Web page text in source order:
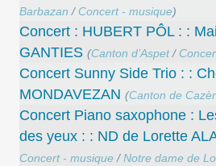
Barbazan / Concert - musique)
Concert : HUBERT PÔL : :
GANTIES (Canton d’Aspet/
Concert Sunny Side Trio : :
MONDAVEZAN (Canton de
Concert Piano saxophone :
des yeux : : ND de Lorette
Concert - musique/Notre dame de